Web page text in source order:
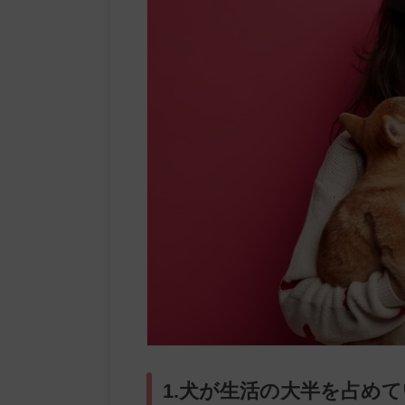
1.犬が生活の大半を占め